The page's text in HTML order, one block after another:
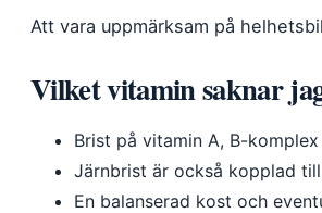
Att vara uppmärksam på
Vilket vitamin saknar
Brist på vitamin A, B-
Järnbrist är också kopplad
En balanserad kost och